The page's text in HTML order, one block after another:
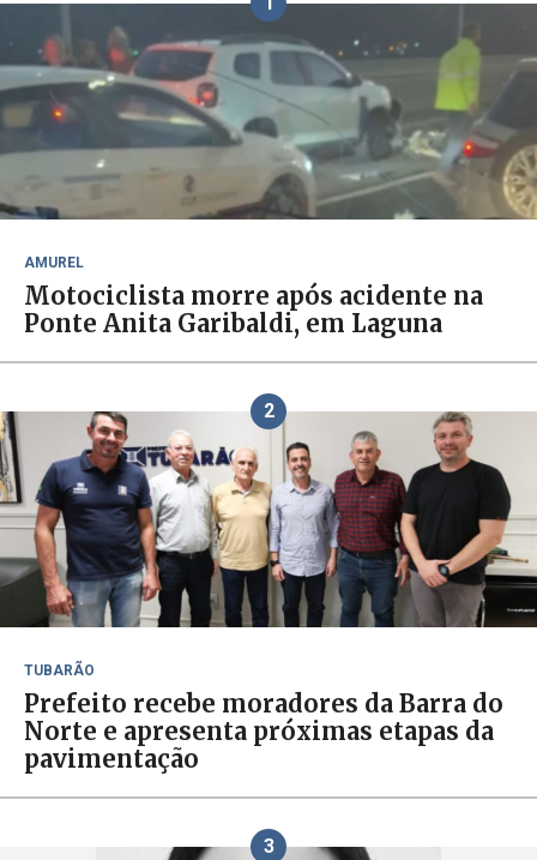
AMUREL
Motociclista morre após acidente na
Ponte Anita Garibaldi, em Laguna
2
TUBARÃO
Prefeito recebe moradores da Barra do
Norte e apresenta próximas etapas da
pavimentação
3